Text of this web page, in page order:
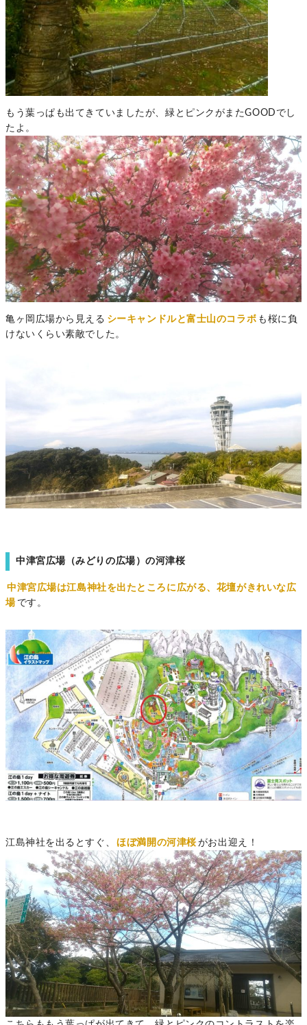
もう葉っぱも出てきていましたが、緑とピンクがまたGOODでし
たよ。
亀ヶ岡広場から見える シーキャンドルと富士山のコラボ も桜に負
けないくらい素敵でした。
中津宮広場（みどりの広場）の河津桜
中津宮広場は江島神社を出たところに広がる、花壇がきれいな広
場 です。
江島神社を出るとすぐ、 ほぼ満開の河津桜 がお出迎え！